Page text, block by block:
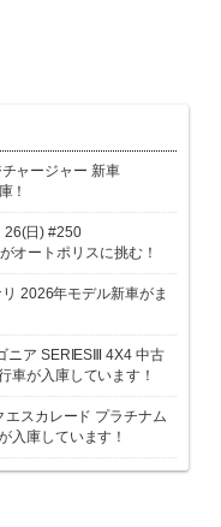
ャージャー 新車
！
26(日) #250
オートポリスに挑む！
2026年モデル新車がま
ニア SERIESⅢ 4X4 中古
車が入庫しています！
エスカレード プラチナム
入庫しています！